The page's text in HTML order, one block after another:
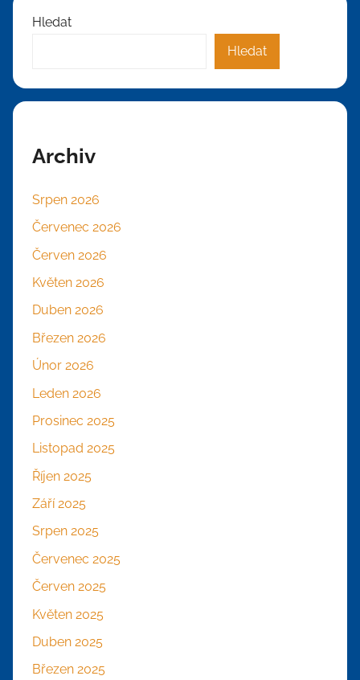
Hledat
Hledat
Archiv
Srpen 2026
Červenec 2026
Červen 2026
Květen 2026
Duben 2026
Březen 2026
Únor 2026
Leden 2026
Prosinec 2025
Listopad 2025
Říjen 2025
Září 2025
Srpen 2025
Červenec 2025
Červen 2025
Květen 2025
Duben 2025
Březen 2025